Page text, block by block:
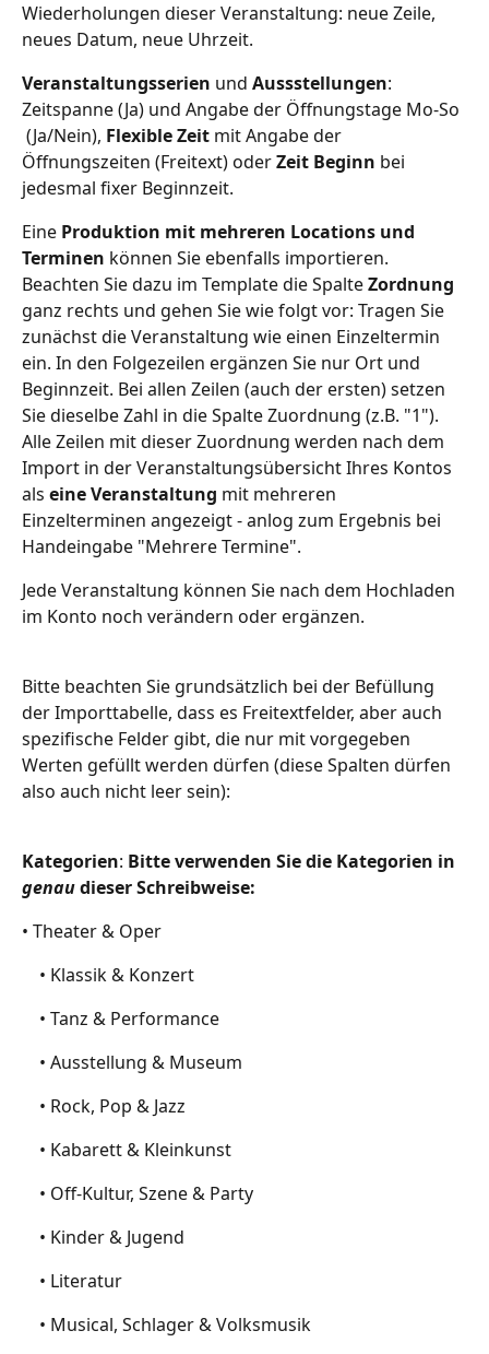
Wiederholungen dieser Veranstaltung: neue Zeile,
neues Datum, neue Uhrzeit.
Veranstaltungsserien und Aussstellungen:
Zeitspanne (Ja) und Angabe der Öffnungstage Mo-So
(Ja/Nein), Flexible Zeit mit Angabe der
Öffnungszeiten (Freitext) oder Zeit Beginn bei
jedesmal fixer Beginnzeit.
Eine Produktion mit mehreren Locations und
Terminen können Sie ebenfalls importieren.
Beachten Sie dazu im Template die Spalte Zordnung
ganz rechts und gehen Sie wie folgt vor: Tragen Sie
zunächst die Veranstaltung wie einen Einzeltermin
ein. In den Folgezeilen ergänzen Sie nur Ort und
Beginnzeit. Bei allen Zeilen (auch der ersten) setzen
Sie dieselbe Zahl in die Spalte Zuordnung (z.B. "1").
Alle Zeilen mit dieser Zuordnung werden nach dem
Import in der Veranstaltungsübersicht Ihres Kontos
als eine Veranstaltung mit mehreren
Einzelterminen angezeigt - anlog zum Ergebnis bei
Handeingabe "Mehrere Termine".
Jede Veranstaltung können Sie nach dem Hochladen
im Konto noch verändern oder ergänzen.
Bitte beachten Sie grundsätzlich bei der Befüllung
der Importtabelle, dass es Freitextfelder, aber auch
spezifische Felder gibt, die nur mit vorgegeben
Werten gefüllt werden dürfen (diese Spalten dürfen
also auch nicht leer sein):
Kategorien: Bitte verwenden Sie die Kategorien in
genau dieser Schreibweise:
• Theater & Oper
	• Klassik & Konzert
	• Tanz & Performance
	• Ausstellung & Museum
	• Rock, Pop & Jazz
	• Kabarett & Kleinkunst
	• Off-Kultur, Szene & Party
	• Kinder & Jugend
	• Literatur
	• Musical, Schlager & Volksmusik